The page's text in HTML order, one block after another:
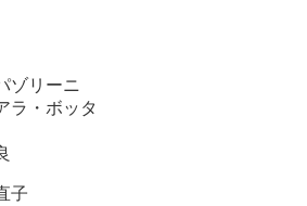
ゾリーニ
ラ・ボッタ
子